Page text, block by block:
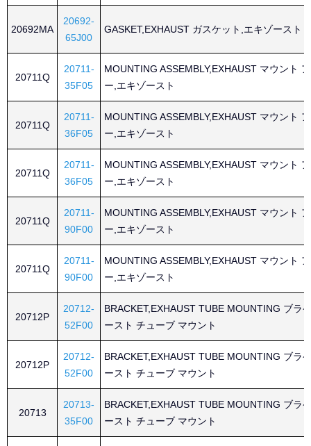
20692MA
20692-
65J00
GASKET,EXHAUST ガスケット,エキゾースト
20711Q
20711-
35F05
MOUNTING ASSEMBLY,EXHAUST マウント
ー,エキゾースト
20711Q
20711-
36F05
MOUNTING ASSEMBLY,EXHAUST マウント
ー,エキゾースト
20711Q
20711-
36F05
MOUNTING ASSEMBLY,EXHAUST マウント
ー,エキゾースト
20711Q
20711-
90F00
MOUNTING ASSEMBLY,EXHAUST マウント
ー,エキゾースト
20711Q
20711-
90F00
MOUNTING ASSEMBLY,EXHAUST マウント
ー,エキゾースト
20712P
20712-
52F00
BRACKET,EXHAUST TUBE MOUNTING ブラ
ースト チューブ マウント
20712P
20712-
52F00
BRACKET,EXHAUST TUBE MOUNTING ブラ
ースト チューブ マウント
20713
20713-
35F00
BRACKET,EXHAUST TUBE MOUNTING ブラ
ースト チューブ マウント